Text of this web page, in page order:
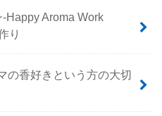
Happy Aroma Work
り
の香好きという方の大切